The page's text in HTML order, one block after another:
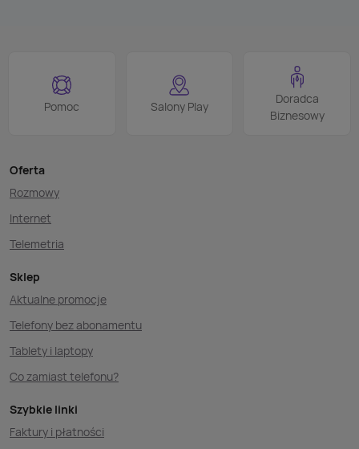
Pomoc Salony Play
Doradca
Biznesowy
Oferta
Rozmowy
Internet
Telemetria
Sklep
Aktualne promocje
Telefony bez abonamentu
Tablety i laptopy
Co zamiast telefonu?
Szybkie linki
Faktury i płatności